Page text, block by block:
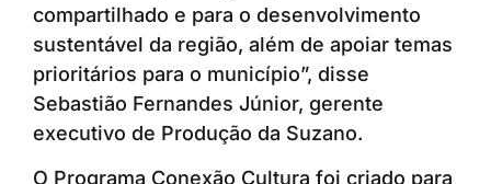
compartilhado e para o desenvolvimento
sustentável da região, além de apoiar temas
prioritários para o município”, disse
Sebastião Fernandes Júnior, gerente
executivo de Produção da Suzano.
O Programa Conexão Cultura foi criado para